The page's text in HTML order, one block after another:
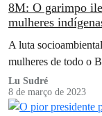
8M: O garimpo
mulheres
A luta
mulheres de todo o
Lu Sudré
8 de março de 2023